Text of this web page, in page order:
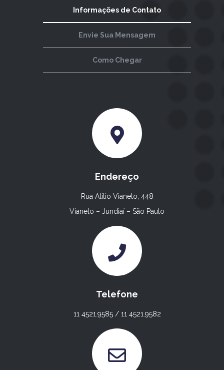
Informações de Contato
Envie Sua Mensagem
Como Chegar
Endereço
Rua Atílio Vianelo, 448
Vianelo – Jundiaí – São Paulo
Telefone
11 4521.9585 / 11 4521.9582